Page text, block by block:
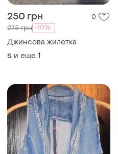
250 грн 0
275 грн -10%
Джинсова жилетка
S и еще 1